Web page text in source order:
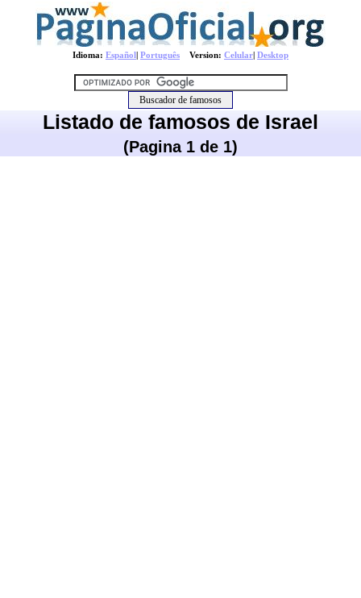
Idioma: Español| Português Version: Celular| Desktop
Listado de famosos de Israel
(Pagina 1 de 1)